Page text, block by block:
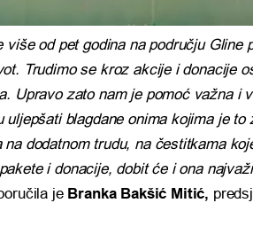
više od pet godina na području
Trudimo se kroz akcije i donacije
Upravo zato nam je pomoć važna i
uljepšati blagdane onima kojima je to
dodatnom trudu, na čestitkama
i donacije, dobit će i ona
je Branka Bakšić Mitić,